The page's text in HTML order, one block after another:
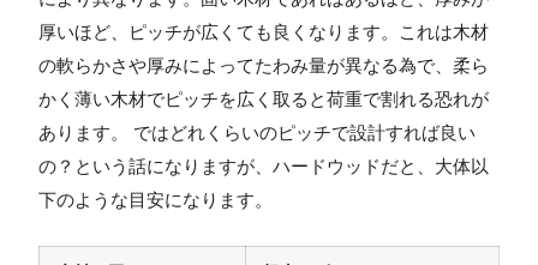
厚いほど、ピッチが広くても良くなります。これは木材
の軟らかさや厚みによってたわみ量が異なる為で、柔ら
かく薄い木材でピッチを広く取ると荷重で割れる恐れが
あります。 ではどれくらいのピッチで設計すれば良い
の？という話になりますが、ハードウッドだと、大体以
下のような目安になります。